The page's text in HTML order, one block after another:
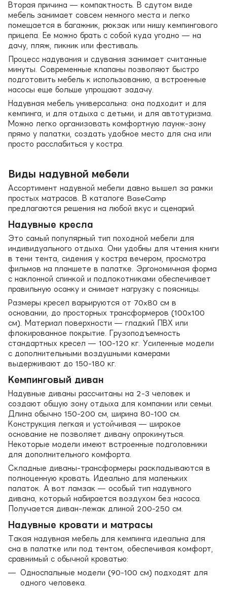
Вторая причина — компактность. В сдутом виде
мебель занимает совсем немного места и легко
помещается в багажник, рюкзак или нишу кемпингового
прицепа. Ее можно брать с собой куда угодно — на
дачу, пляж, пикник или фестиваль.
Процесс надувания и сдувания занимает считанные
минуты. Современные клапаны позволяют быстро
подготовить мебель к использованию, а встроенные
насосы еще больше упрощают задачу.
Надувная мебель универсальна: она подходит и для
кемпинга, и для отдыха с детьми, и для автотуризма.
Можно легко организовать комфортную лаунж-зону
прямо у палатки, создать удобное место для сна или
просто расслабиться у костра.
Виды надувной мебели
Ассортимент надувной мебели давно вышел за рамки
простых матрасов. В каталоге BaseCamp
предлагаются решения на любой вкус и сценарий.
Надувные кресла
Это самый популярный тип походной мебели для
индивидуального отдыха. Они удобны для чтения книги
в тени тента, сидения у костра вечером, просмотра
фильмов на планшете в палатке. Эргономичная форма
с наклонной спинкой и подлокотниками обеспечивает
правильную осанку и снимает нагрузку с поясницы.
Размеры кресел варьируются от 70x80 см в
основании, до просторных трансформеров (100x100
см). Материал поверхности — гладкий ПВХ или
флокированное покрытие. Грузоподъемность
стандартных кресел — 100-120 кг. Усиленные модели
с дополнительными воздушными камерами
выдерживают до 150-180 кг.
Кемпинговый диван
Надувные диваны рассчитаны на 2-3 человек и
создают общую зону отдыха для компании или семьи.
Длина обычно 150-200 см, ширина 80-100 см.
Конструкция легкая и устойчивая — широкое
основание не позволяет дивану опрокинуться.
Некоторые модели имеют встроенные подголовники
для дополнительного комфорта.
Складные диваны-трансформеры раскладываются в
полноценную кровать. Идеально для маленьких
палаток. А вот ламзак — особый тип надувного
дивана, который набирается воздухом без насоса.
Получается диван-лежак длиной 200-250 см.
Надувные кровати и матрасы
Такая надувная мебель для кемпинга идеальна для
сна в палатке или под тентом, обеспечивая комфорт,
сравнимый с обычной кроватью:
Односпальные модели (90-100 см) подходят для
одного человека.